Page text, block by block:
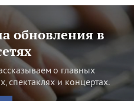
обновления в
о главных
спектаклях и концертах.